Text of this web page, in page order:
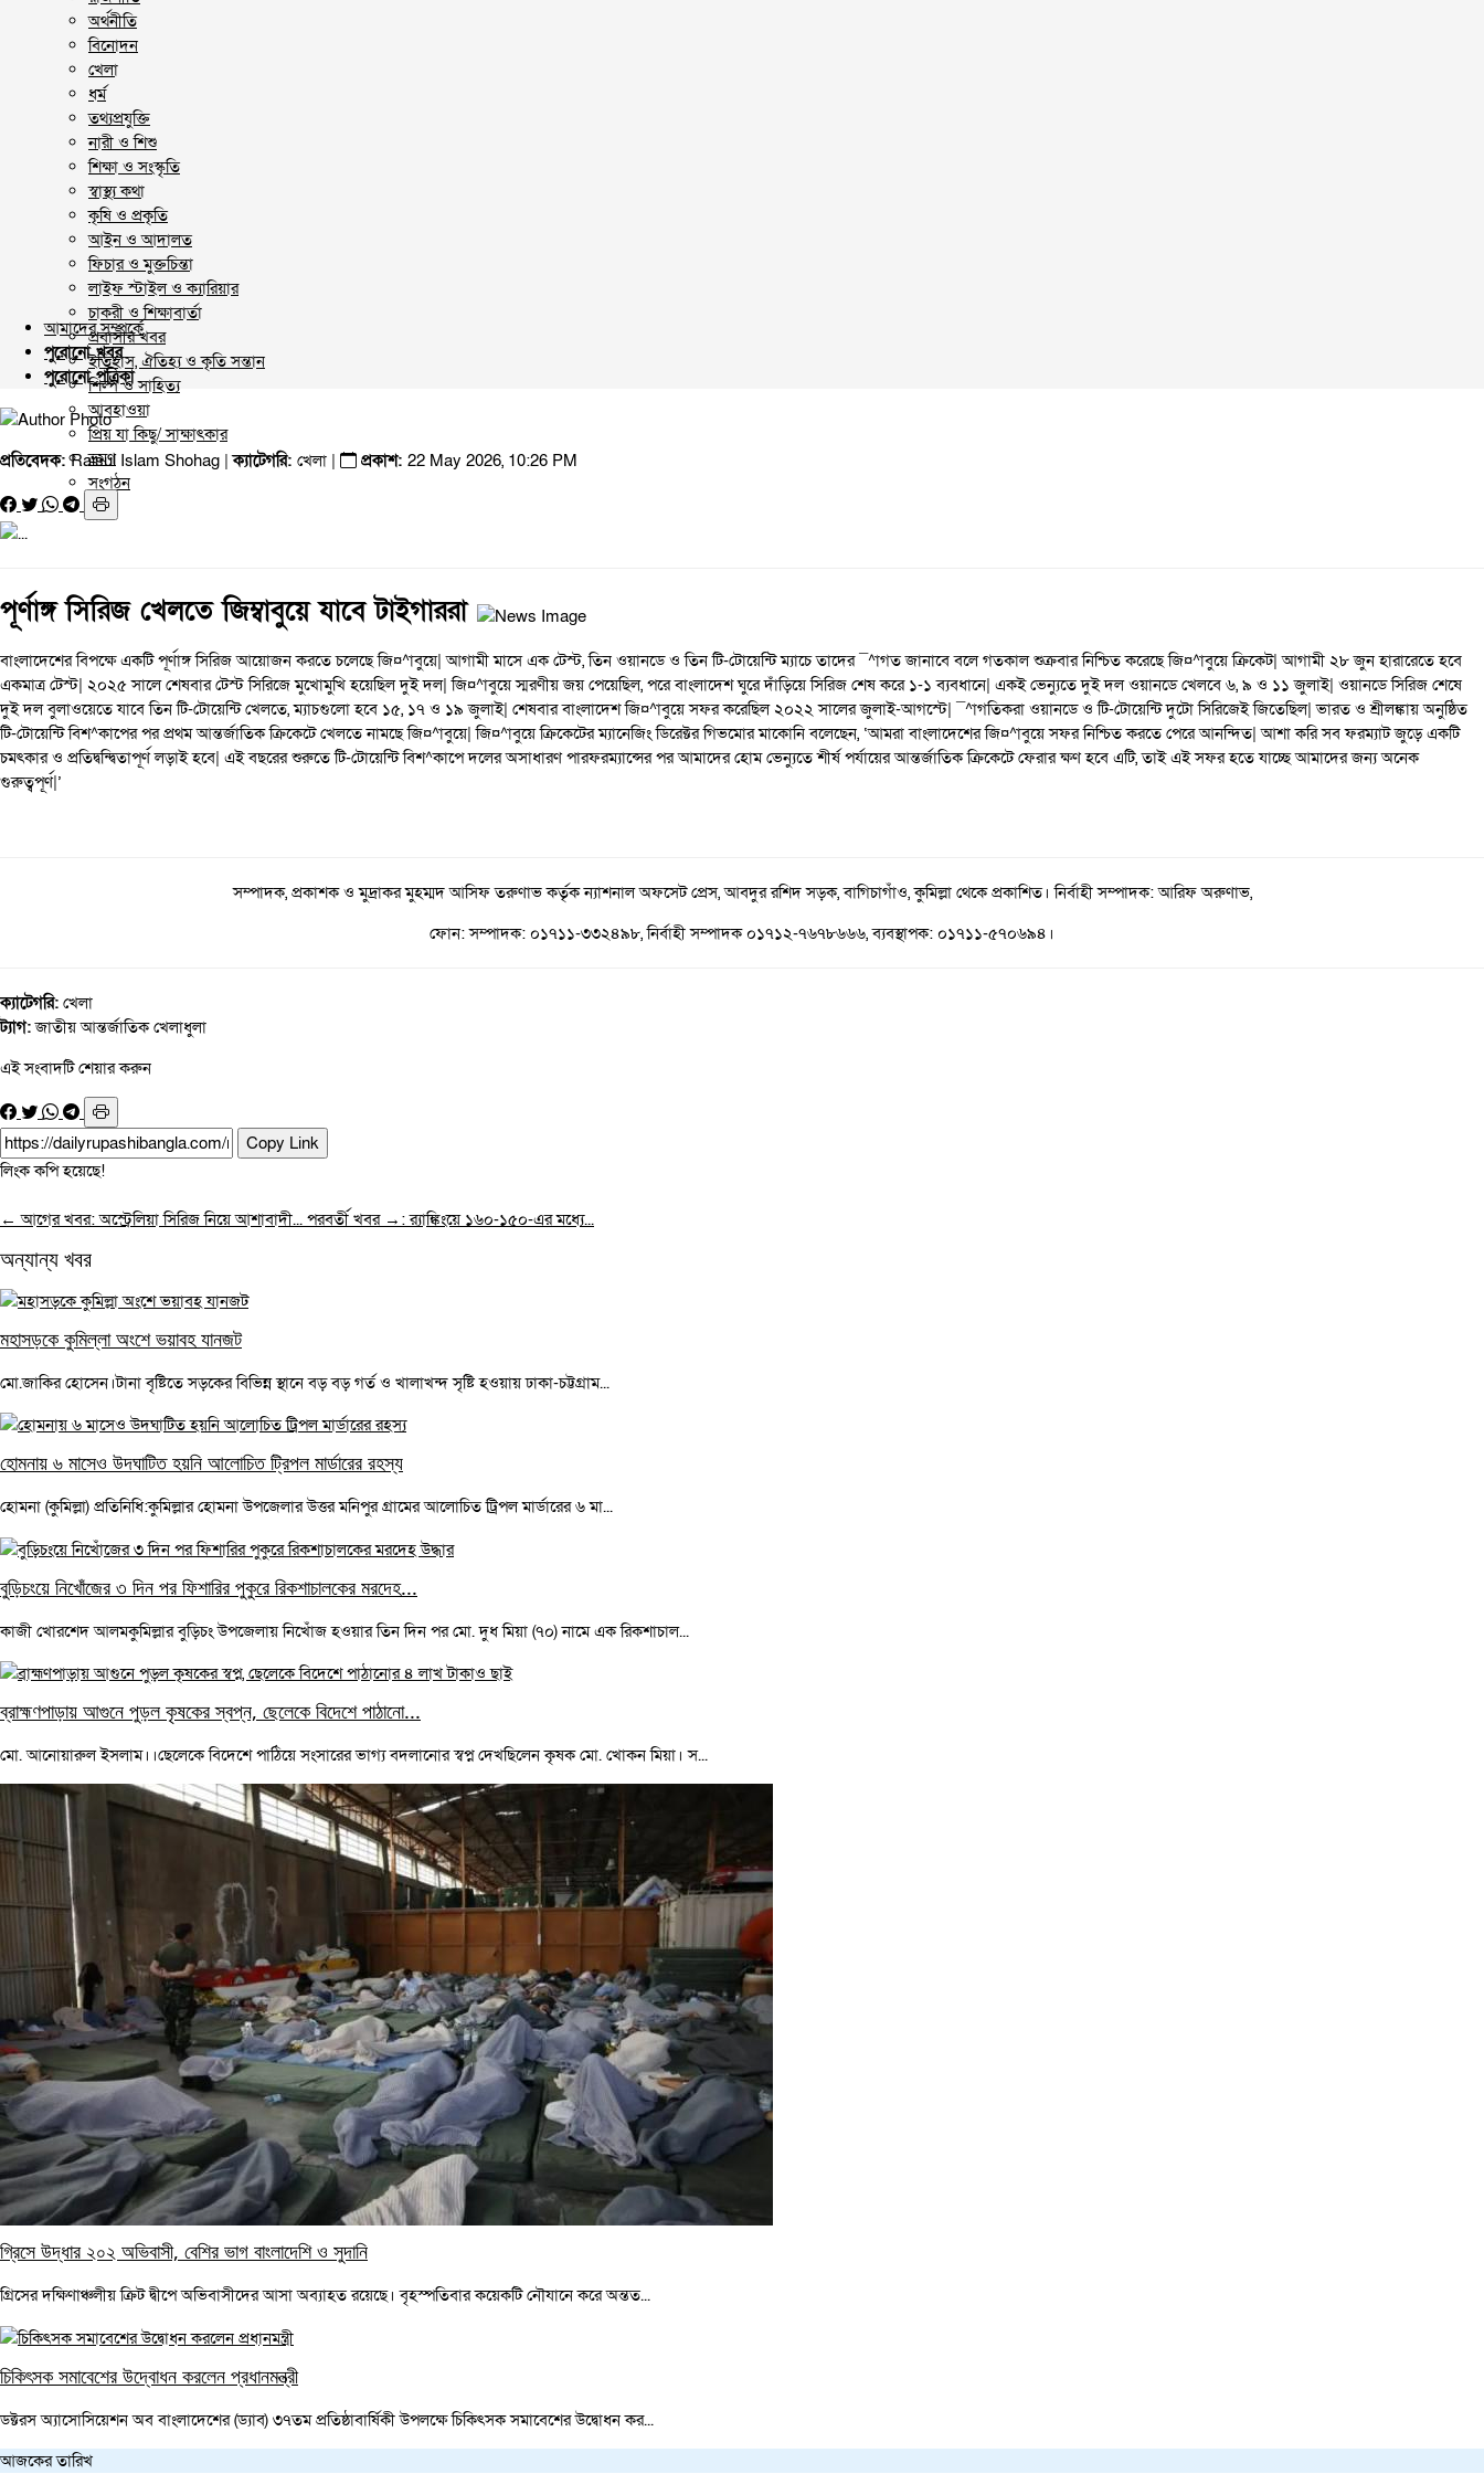
অর্থনীতি
বিনোদন
খেলা
ধর্ম
তথ্যপ্রযুক্তি
নারী ও শিশু
শিক্ষা ও সংস্কৃতি
স্বাস্থ্য কথা
কৃষি ও প্রকৃতি
আইন ও আদালত
ফিচার ও মুক্তচিন্তা
লাইফ স্টাইল ও ক্যারিয়ার
চাকরী ও শিক্ষাবার্তা
প্রবাসীর খবর
ইতিহাস, ঐতিহ্য ও কৃতি সন্তান
শিল্প ও সাহিত্য
আবহাওয়া
প্রিয় যা কিছু/ সাক্ষাৎকার
ভ্রমণ
সংগঠন
আমাদের সম্পর্কে
পুরোনো খবর
পুরোনো পত্রিকা
প্রতিবেদক:Raisul Islam Shohag |ক্যাটেগরি: খেলা | প্রকাশ: 22 May 2026, 10:26 PM
পূর্ণাঙ্গ সিরিজ খেলতে জিম্বাবুয়ে যাবে টাইগাররা
বাংলাদেশের বিপক্ষে একটি পূর্ণাঙ্গ সিরিজ আয়োজন করতে চলেছে জি¤^াবুয়ে| আগামী মাসে এক টেস্ট, তিন ওয়ানডে ও তিন টি-টোয়েন্টি ম্যাচে তাদের ¯^াগত জানাবে বলে গতকাল শুক্রবার নিশ্চিত করেছে জি¤^াবুয়ে ক্রিকেট| আগামী ২৮ জুন হারারেতে হবে
একমাত্র টেস্ট| ২০২৫ সালে শেষবার টেস্ট সিরিজে মুখোমুখি হয়েছিল দুই দল| জি¤^াবুয়ে স্মরণীয় জয় পেয়েছিল, পরে বাংলাদেশ ঘুরে দাঁড়িয়ে সিরিজ শেষ করে ১-১ ব্যবধানে| একই ভেন্যুতে দুই দল ওয়ানডে খেলবে ৬, ৯ ও ১১ জুলাই| ওয়ানডে সিরিজ শেষে
দুই দল বুলাওয়েতে যাবে তিন টি-টোয়েন্টি খেলতে, ম্যাচগুলো হবে ১৫, ১৭ ও ১৯ জুলাই| শেষবার বাংলাদেশ জি¤^াবুয়ে সফর করেছিল ২০২২ সালের জুলাই-আগস্টে| ¯^াগতিকরা ওয়ানডে ও টি-টোয়েন্টি দুটো সিরিজেই জিতেছিল| ভারত ও শ্রীলঙ্কায় অনুষ্ঠিত
টি-টোয়েন্টি বিশ^কাপের পর প্রথম আন্তর্জাতিক ক্রিকেটে খেলতে নামছে জি¤^াবুয়ে| জি¤^াবুয়ে ক্রিকেটের ম্যানেজিং ডিরেক্টর গিভমোর মাকোনি বলেছেন, ‘আমরা বাংলাদেশের জি¤^াবুয়ে সফর নিশ্চিত করতে পেরে আনন্দিত| আশা করি সব ফরম্যাট জুড়ে একটি
চমৎকার ও প্রতিদ্বন্দ্বিতাপূর্ণ লড়াই হবে| এই বছরের শুরুতে টি-টোয়েন্টি বিশ^কাপে দলের অসাধারণ পারফরম্যান্সের পর আমাদের হোম ভেন্যুতে শীর্ষ পর্যায়ের আন্তর্জাতিক ক্রিকেটে ফেরার ক্ষণ হবে এটি, তাই এই সফর হতে যাচ্ছে আমাদের জন্য অনেক
গুরুত্বপূর্ণ|’
সম্পাদক, প্রকাশক ও মুদ্রাকর মুহম্মদ আসিফ তরুণাভ কর্তৃক ন্যাশনাল অফসেট প্রেস, আবদুর রশিদ সড়ক, বাগিচাগাঁও, কুমিল্লা থেকে প্রকাশিত। নির্বাহী সম্পাদক: আরিফ অরুণাভ,
ফোন: সম্পাদক: ০১৭১১-৩৩২৪৯৮, নির্বাহী সম্পাদক ০১৭১২-৭৬৭৮৬৬৬, ব্যবস্থাপক: ০১৭১১-৫৭০৬৯৪।
ক্যাটেগরি: খেলা
ট্যাগ: জাতীয় আন্তর্জাতিক খেলাধুলা
এই সংবাদটি শেয়ার করুন
Copy Link
লিংক কপি হয়েছে!
← আগের খবর: অস্ট্রেলিয়া সিরিজ নিয়ে আশাবাদী... পরবর্তী খবর →: র‌্যাঙ্কিংয়ে ১৬০-১৫০-এর মধ্যে...
অন্যান্য খবর
মহাসড়কে কুমিল্লা অংশে ভয়াবহ যানজট
মো.জাকির হোসেন।টানা বৃষ্টিতে সড়কের বিভিন্ন স্থানে বড় বড় গর্ত ও খালাখন্দ সৃষ্টি হওয়ায় ঢাকা-চট্টগ্রাম...
হোমনায় ৬ মাসেও উদঘাটিত হয়নি আলোচিত ট্রিপল মার্ডারের রহস্য
হোমনা (কুমিল্লা) প্রতিনিধি:কুমিল্লার হোমনা উপজেলার উত্তর মনিপুর গ্রামের আলোচিত ট্রিপল মার্ডারের ৬ মা...
বুড়িচংয়ে নিখোঁজের ৩ দিন পর ফিশারির পুকুরে রিকশাচালকের মরদেহ...
কাজী খোরশেদ আলমকুমিল্লার বুড়িচং উপজেলায় নিখোঁজ হওয়ার তিন দিন পর মো. দুধ মিয়া (৭০) নামে এক রিকশাচাল...
ব্রাহ্মণপাড়ায় আগুনে পুড়ল কৃষকের স্বপ্ন, ছেলেকে বিদেশে পাঠানো...
মো. আনোয়ারুল ইসলাম।।ছেলেকে বিদেশে পাঠিয়ে সংসারের ভাগ্য বদলানোর স্বপ্ন দেখছিলেন কৃষক মো. খোকন মিয়া। স...
গ্রিসে উদ্ধার ২০২ অভিবাসী, বেশির ভাগ বাংলাদেশি ও সুদানি
গ্রিসের দক্ষিণাঞ্চলীয় ক্রিট দ্বীপে অভিবাসীদের আসা অব্যাহত রয়েছে। বৃহস্পতিবার কয়েকটি নৌযানে করে অন্তত...
চিকিৎসক সমাবেশের উদ্বোধন করলেন প্রধানমন্ত্রী
ডক্টরস অ্যাসোসিয়েশন অব বাংলাদেশের (ড্যাব) ৩৭তম প্রতিষ্ঠাবার্ষিকী উপলক্ষে চিকিৎসক সমাবেশের উদ্বোধন কর...
আজকের তারিখ